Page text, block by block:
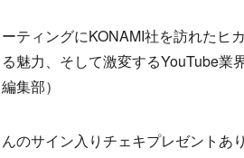
ティングにKONAMI社を訪れたヒ
魅力、そして激変するYouTube業
集部）
のサイン入りチェキプレゼントあり